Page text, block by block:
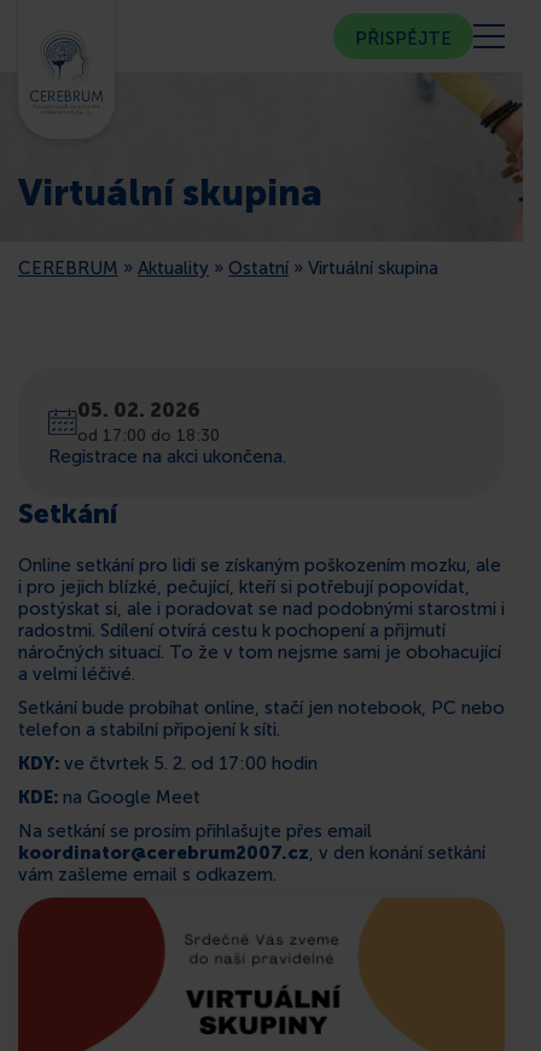
KOMUNITNÍ CENTRUM
ČLENSTVÍ
CEREBRUM V MÉDIÍCH
KONTAKT
PŘISPĚJTE
Virtuální skupina
CEREBRUM » Aktuality » Ostatní » Virtuální skupina
05. 02. 2026
od 17:00 do 18:30
Registrace na akci ukončena.
Setkání
Online setkání pro lidi se získaným poškozením mozku, ale
i pro jejich blízké, pečující, kteří si potřebují popovídat,
postýskat si, ale i poradovat se nad podobnými starostmi i
radostmi. Sdílení otvírá cestu k pochopení a přijmutí
náročných situací. To že v tom nejsme sami je obohacující
a velmi léčivé.
Setkání bude probíhat online, stačí jen notebook, PC nebo
telefon a stabilní připojení k síti.
KDY: ve čtvrtek 5. 2. od 17:00 hodin
KDE: na Google Meet
Na setkání se prosím přihlašujte přes email
koordinator@cerebrum2007.cz, v den konání setkání
vám zašleme email s odkazem.